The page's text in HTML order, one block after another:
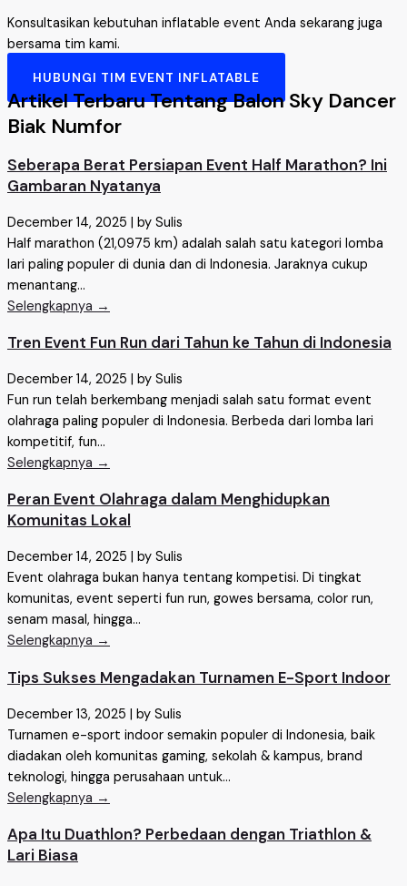
Konsultasikan kebutuhan inflatable event Anda sekarang juga
bersama tim kami.
HUBUNGI TIM EVENT INFLATABLE
Artikel Terbaru Tentang Balon Sky Dancer
Biak Numfor
Seberapa Berat Persiapan Event Half Marathon? Ini
Gambaran Nyatanya
December 14, 2025
by Sulis
Half marathon (21,0975 km) adalah salah satu kategori lomba
lari paling populer di dunia dan di Indonesia. Jaraknya cukup
menantang...
Selengkapnya →
Tren Event Fun Run dari Tahun ke Tahun di Indonesia
December 14, 2025
by Sulis
Fun run telah berkembang menjadi salah satu format event
olahraga paling populer di Indonesia. Berbeda dari lomba lari
kompetitif, fun...
Selengkapnya →
Peran Event Olahraga dalam Menghidupkan
Komunitas Lokal
December 14, 2025
by Sulis
Event olahraga bukan hanya tentang kompetisi. Di tingkat
komunitas, event seperti fun run, gowes bersama, color run,
senam masal, hingga...
Selengkapnya →
Tips Sukses Mengadakan Turnamen E-Sport Indoor
December 13, 2025 | by Sulis
Turnamen e-sport indoor semakin populer di Indonesia, baik
diadakan oleh komunitas gaming, sekolah & kampus, brand
teknologi, hingga perusahaan untuk...
Selengkapnya →
Apa Itu Duathlon? Perbedaan dengan Triathlon &
Lari Biasa